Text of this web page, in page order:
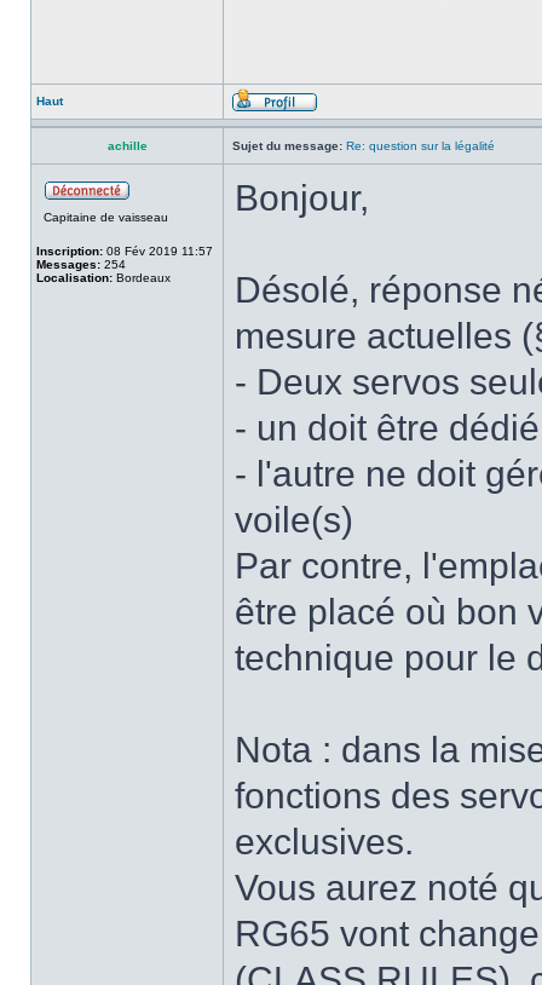
Haut
achille Sujet du message: Re: question sur la légalité
Capitaine de vaisseau
Inscription: 08 Fév 2019 11:57
Messages: 254
Localisation: Bordeaux
Bonjour,
Désolé, réponse
mesure actuelles
- Deux servos
- un doit être
- l'autre ne doit
voile(s)
Par contre,
être placé où bon
technique pour le
Nota : dans la
fonctions des
exclusives.
Vous aurez noté
RG65 vont